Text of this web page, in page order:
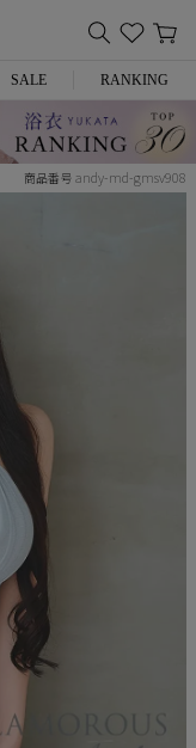
SALE RANKING
商品番号 andy-md-gmsv908